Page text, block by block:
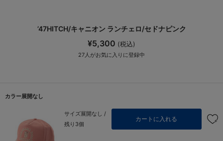
’47HITCH/キャニオン ランチェロ/セドナピンク
¥5,300 (税込)
27人がお気に入りに登録中
カラー展開なし
サイズ展開なし /
残り3個
カートに入れる